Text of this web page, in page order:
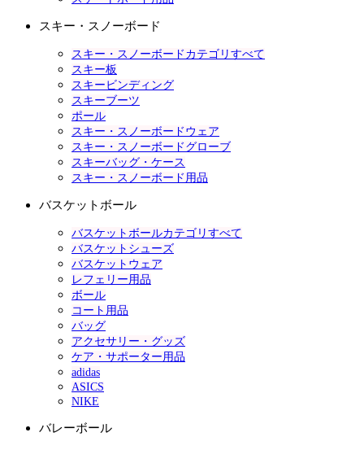
スキー・スノーボード
スキー・スノーボードカテゴリすべて
スキー板
スキービンディング
スキーブーツ
ポール
スキー・スノーボードウェア
スキー・スノーボードグローブ
スキーバッグ・ケース
スキー・スノーボード用品
バスケットボール
バスケットボールカテゴリすべて
バスケットシューズ
バスケットウェア
レフェリー用品
ボール
コート用品
バッグ
アクセサリー・グッズ
ケア・サポーター用品
adidas
ASICS
NIKE
バレーボール